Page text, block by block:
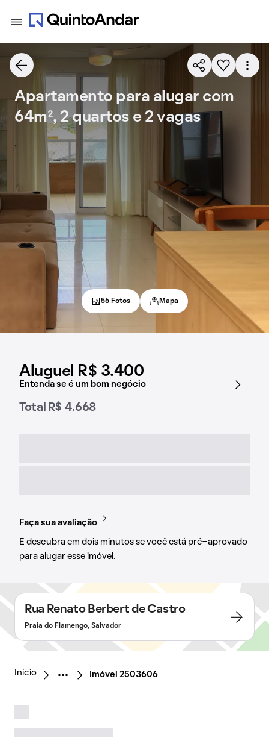
Aluguel R$ 3.400
Entenda se é um bom negócio
Total R$ 4.668
Faça sua avaliação
E descubra em dois minutos se você está pré-aprovado
para alugar esse imóvel.
Apartamento para alugar com
64m², 2 quartos e 2 vagas
56 Fotos Mapa
Rua Renato Berbert de Castro
Praia do Flamengo, Salvador
Início Imóvel 2503606